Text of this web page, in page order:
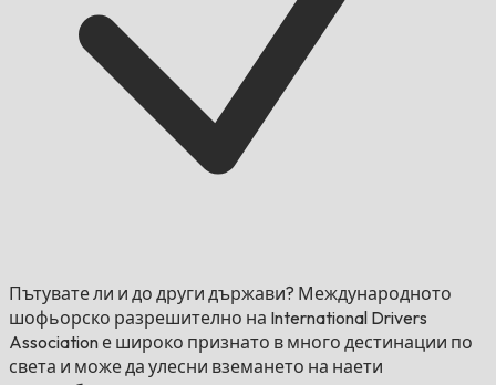
Пътувате ли и до други държави? Международното
шофьорско разрешително на International Drivers
Association е широко признато в много дестинации по
света и може да улесни вземането на наети